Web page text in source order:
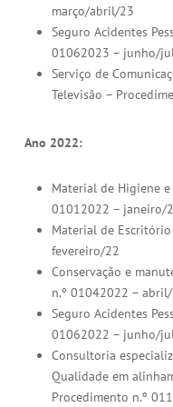
março/abril/23
Seguro Acidentes
01062023 – junho/
Serviço de
Televisão –
Ano 2022:
Material de Higiene
01012022 – janeiro/
Material de
fevereiro/22
Conservação e
n.º 01042022 –
Seguro Acidentes
01062022 – junho/
Consultoria
Qualidade em
Procedimento n.º